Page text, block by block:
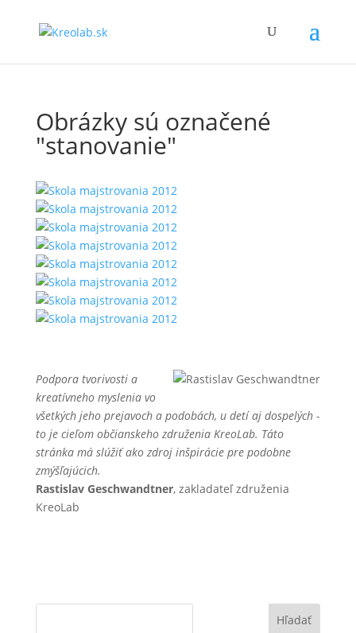
Obrázky sú označené
"stanovanie"
Podpora tvorivosti a
kreatívneho myslenia vo
všetkých jeho prejavoch a podobách, u detí aj dospelých -
to je cieľom občianskeho združenia KreoLab. Táto
stránka má slúžiť ako zdroj inšpirácie pre podobne
zmýšľajúcich.
Rastislav Geschwandtner, zakladateľ združenia
KreoLab
Hľadať